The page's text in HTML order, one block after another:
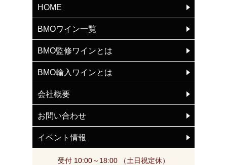
HOME
BMOワイン一覧
BMO監修ワインとは
BMO輸入ワインとは
会社概要
お問い合わせ
イベント情報
受付 10:00～18:00 （土日祝定休）